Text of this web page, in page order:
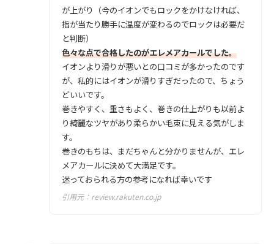
が上がり（今のイオンでもロックをかけなければ、
指が当たり勝手に温度が変わるのでロックは必要だ
と判断）
色々な点で合格したのがエレメアカールでした。
イオンより滑りが悪いとの口コミが多かったのです
が、私的にはイオンが滑りすぎだったので、ちょう
どいいです。
巻きやすく、重さもよく、巻きの仕上がりも以前よ
り綺麗なツヤがあり柔らかい毛束に見える気がしま
す。
巻きのもちは、まだちゃんと分かりませんが、エレ
メアカールに決めて大満足です。
迷っておられる方の参考になれば幸いです
引用元： review.rakuten.co.jp